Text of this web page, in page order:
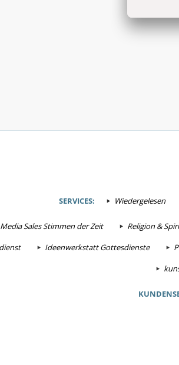
SERVICES: Wiedergelesen
Media Sales Stimmen der Zeit Religion &
Ideenwerkstatt Gottesdienste